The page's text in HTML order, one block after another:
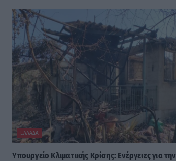
ΕΛΛΆΔΑ
Υπουργείο Κλιματικής Κρίσης: Ενέργειες για την